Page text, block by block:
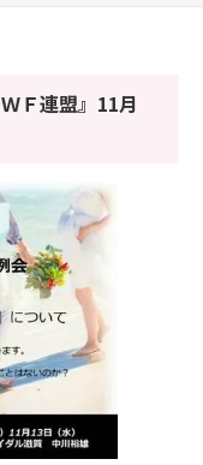
Ｆ連盟』11月